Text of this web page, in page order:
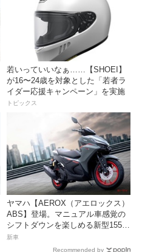
若いっていいなぁ……【SHOEI】
が16〜24歳を対象とした「若者ラ
イダー応援キャンペーン」を実施
トピックス
ヤマハ【AEROX（アエロックス）
ABS】登場。マニュアル車感覚の
シフトダウンを楽しめる新型155cc
スポーツスクーター8月31日発売。
価格48万1800円
新車
Recommended by